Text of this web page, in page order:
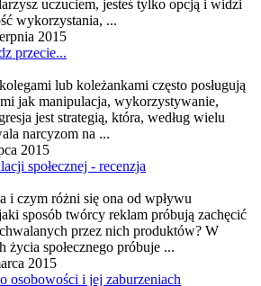
uczuciem, jesteś tylko opcją i widzi
wykorzystania, ...
2015
przecie...
lub koleżankami często posługują
jak manipulacja, wykorzystywanie,
jest strategią, która, według wielu
narcyzom na ...
2015
społecznej - recenzja
i czym różni się ona od wpływu
sposób twórcy reklam próbują zachęcić
przez nich produktów? W
życia społecznego próbuje ...
2015
osobowości i jej zaburzeniach